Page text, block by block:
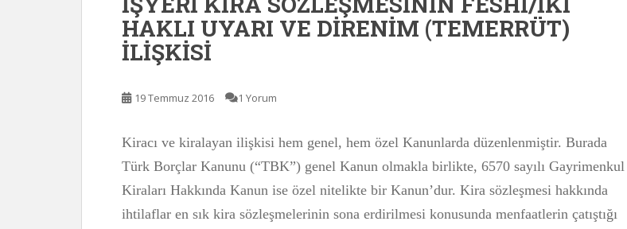
HAKLI UYARI VE DİRENİM (TEMERRÜT)
İLİŞKİSİ
19 Temmuz 2016 1 Yorum
Kiracı ve kiralayan ilişkisi hem genel, hem özel Kanunlarda düzenlenmiştir. Burada
Türk Borçlar Kanunu (“TBK”) genel Kanun olmakla birlikte, 6570 sayılı Gayrimenkul
Kiraları Hakkında Kanun ise özel nitelikte bir Kanun’dur. Kira sözleşmesi hakkında
ihtilaflar en sık kira sözleşmelerinin sona erdirilmesi konusunda menfaatlerin çatıştığı